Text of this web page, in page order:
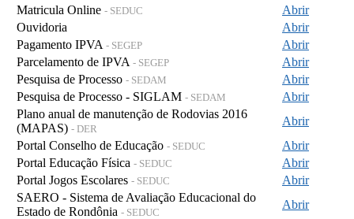
Matricula Online - SEDUC
Abrir
Ouvidoria
Abrir
Pagamento IPVA - SEGEP
Abrir
Parcelamento de IPVA - SEGEP
Abrir
Pesquisa de Processo - SEDAM
Abrir
Pesquisa de Processo - SIGLAM - SEDAM
Abrir
Plano anual de manutenção de Rodovias 2016
(MAPAS) - DER
Abrir
Portal Conselho de Educação - SEDUC
Abrir
Portal Educação Física - SEDUC
Abrir
Portal Jogos Escolares - SEDUC
Abrir
SAERO - Sistema de Avaliação Educacional do
Estado de Rondônia - SEDUC
Abrir